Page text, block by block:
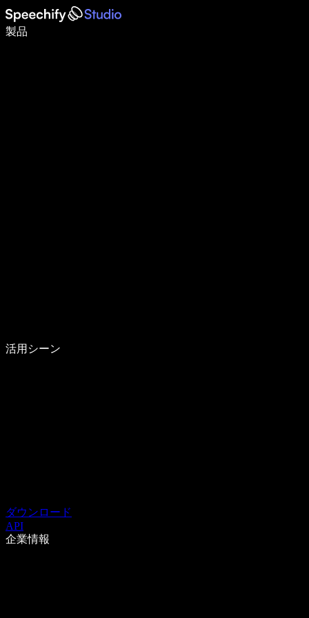
製品
音声入力で5倍速く書ける
活用シーン
ダウンロード
API
企業情報